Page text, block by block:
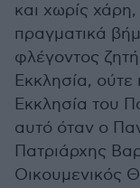
και χωρίς
πραγματικά
φλέγοντος
Εκκλησία,
Εκκλησία του
αυτό όταν ο
Πατριάρχης
Οικουμενικός